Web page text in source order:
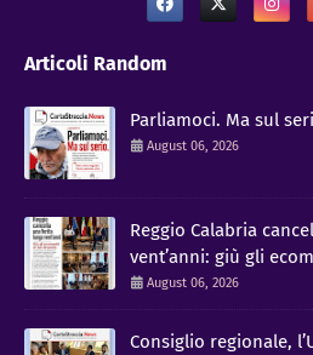
Articoli Random
Parliamoci. Ma sul
August 06, 2026
Reggio Calabria
vent’anni: giù gli
August 06, 2026
Consiglio regionale,